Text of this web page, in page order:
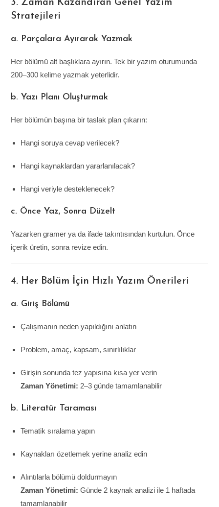
3. Zaman Kazandıran Genel Yazım
Stratejileri
a. Parçalara Ayırarak Yazmak
Her bölümü alt başlıklara ayırın. Tek bir yazım oturumunda
200–300 kelime yazmak yeterlidir.
b. Yazı Planı Oluşturmak
Her bölümün başına bir taslak plan çıkarın:
Hangi soruya cevap verilecek?
Hangi kaynaklardan yararlanılacak?
Hangi veriyle desteklenecek?
c. Önce Yaz, Sonra Düzelt
Yazarken gramer ya da ifade takıntısından kurtulun. Önce
içerik üretin, sonra revize edin.
4. Her Bölüm İçin Hızlı Yazım Önerileri
a. Giriş Bölümü
Çalışmanın neden yapıldığını anlatın
Problem, amaç, kapsam, sınırlılıklar
Girişin sonunda tez yapısına kısa yer verin
Zaman Yönetimi: 2–3 günde tamamlanabilir
b. Literatür Taraması
Tematik sıralama yapın
Kaynakları özetlemek yerine analiz edin
Alıntılarla bölümü doldurmayın
Zaman Yönetimi: Günde 2 kaynak analizi ile 1 haftada
tamamlanabilir